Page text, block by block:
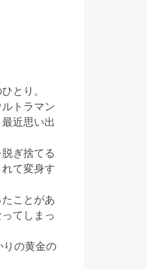
とり。
トラマン
近思い出
ぎ捨てる
て変身す
ことがあ
てしまっ
りの黄金の